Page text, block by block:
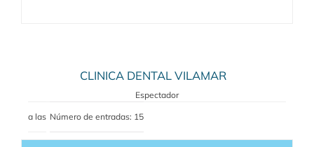
CLINICA DENTAL VILAMAR
Espectador
a las Número de entradas: 15